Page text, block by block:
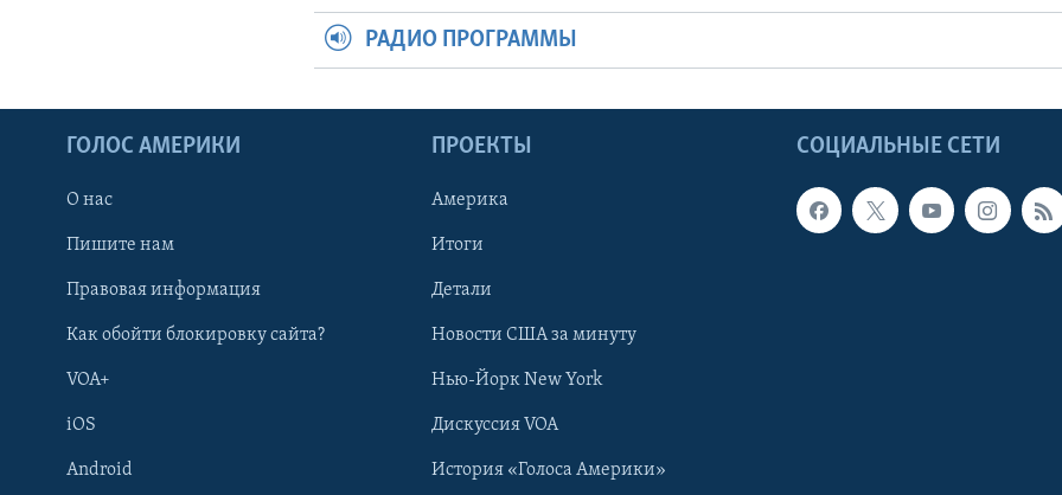
РАДИО ПРОГРАММЫ
СОЦИАЛЬНЫЕ СЕТИ
ГОЛОС АМЕРИКИ
О нас
Пишите нам
Правовая информация
Как обойти блокировку сайта?
VOA+
iOS
Android
ПРОЕКТЫ
Америка
Итоги
Детали
Новости США за минуту
Нью-Йорк New York
Дискуссия VOA
История «Голоса Америки»